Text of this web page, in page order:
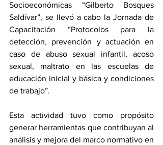
Socioeconómicas “Gilberto Bosques
Saldívar”, se llevó a cabo la Jornada de
Capacitación “Protocolos para la
detección, prevención y actuación en
caso de abuso sexual infantil, acoso
sexual, maltrato en las escuelas de
educación inicial y básica y condiciones
de trabajo”.
Esta actividad tuvo como propósito
generar herramientas que contribuyan al
análisis y mejora del marco normativo en